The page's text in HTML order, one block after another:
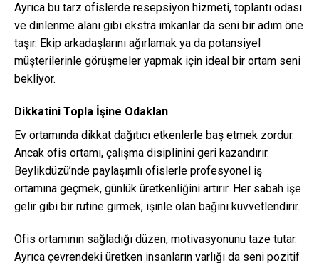
Ayrıca bu tarz ofislerde resepsiyon hizmeti, toplantı odası
ve dinlenme alanı gibi ekstra imkanlar da seni bir adım öne
taşır. Ekip arkadaşlarını ağırlamak ya da potansiyel
müşterilerinle görüşmeler yapmak için ideal bir ortam seni
bekliyor.
Dikkatini Topla İşine Odaklan
Ev ortamında dikkat dağıtıcı etkenlerle baş etmek zordur.
Ancak ofis ortamı, çalışma disiplinini geri kazandırır.
Beylikdüzü’nde paylaşımlı ofislerle profesyonel iş
ortamına geçmek, günlük üretkenliğini artırır. Her sabah işe
gelir gibi bir rutine girmek, işinle olan bağını kuvvetlendirir.
Ofis ortamının sağladığı düzen, motivasyonunu taze tutar.
Ayrıca çevrendeki üretken insanların varlığı da seni pozitif